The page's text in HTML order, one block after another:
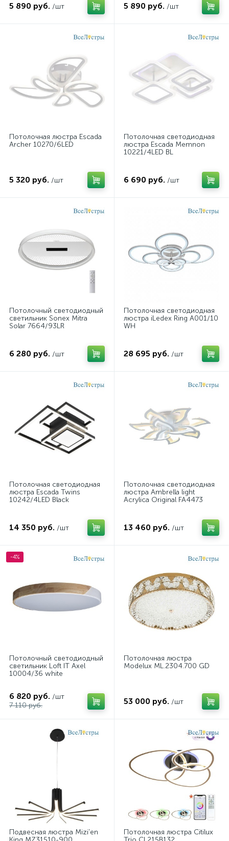
5 890 руб. /шт 5 890 руб. /шт
Потолочная люстра Escada
Archer 10270/6LED
5 320 руб. /шт
Потолочная светодиодная
люстра Escada Memnon
10221/4LED BL
6 690 руб. /шт
Потолочный светодиодный
светильник Sonex Mitra
Solar 7664/93LR
6 280 руб. /шт
Потолочная светодиодная
люстра iLedex Ring A001/10
WH
28 695 руб. /шт
Потолочная светодиодная
люстра Escada Twins
10242/4LED Black
14 350 руб. /шт
Потолочная светодиодная
люстра Ambrella light
Acrylica Original FA4473
13 460 руб. /шт
-4%
Потолочный светодиодный
светильник Loft IT Axel
10004/36 white
6 820 руб. /шт
7 110 руб.
Потолочная люстра
Modelux ML.2304.700 GD
53 000 руб. /шт
Подвесная люстра Mizi'en
Потолочная люстра Citilux